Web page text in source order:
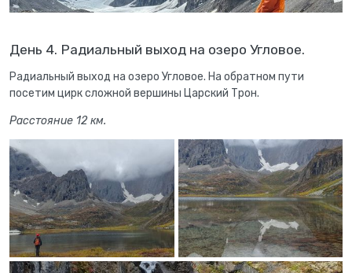
День 4. Радиальный выход на озеро Угловое.
Радиальный выход на озеро Угловое. На обратном пути
посетим цирк сложной вершины Царский Трон.
Расстояние 12 км.